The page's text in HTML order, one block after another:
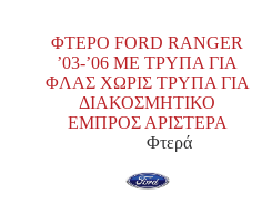
ΦΤΕΡΟ FORD RANGER
’03-’06 ΜΕ ΤΡΥΠΑ ΓΙΑ
ΦΛΑΣ ΧΩΡΙΣ ΤΡΥΠΑ ΓΙΑ
ΔΙΑΚΟΣΜΗΤΙΚΟ
ΕΜΠΡΟΣ ΑΡΙΣΤΕΡΑ
Φτερά